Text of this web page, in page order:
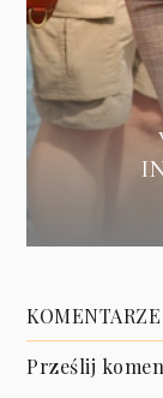
KOMENTARZE
Prześlij